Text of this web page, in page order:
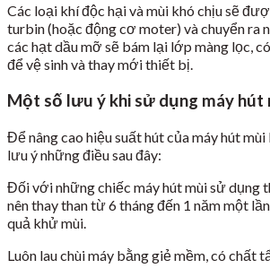
Các loại khí độc hại và mùi khó chịu sẽ
turbin (hoặc động cơ moter) và chuyển ra
các hạt dầu mỡ sẽ bám lại lớp màng lọc,
để vệ sinh và thay mới thiết bị.
Một số lưu ý khi sử dụng máy hút
Để nâng cao hiệu suất hút của máy hút
lưu ý những điều sau đây:
Đối với những chiếc máy hút mùi sử dụng
nên thay than từ 6 tháng đến 1 năm một
quả khử mùi.
Luôn lau chùi máy bằng giẻ mềm, có chất